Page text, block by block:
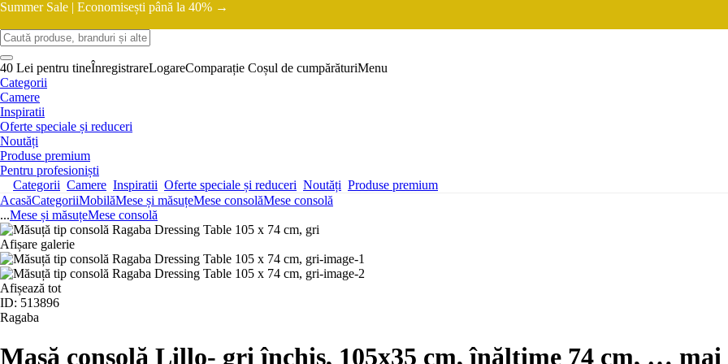
Summer Sale | Economisești până la 40% →
40 Lei pentru tineÎnregistrareLogareComparație Coșul de cumpărăturiMenu
Categorii
Camere
Inspiratii
Oferte speciale și reduceri
Noutăți
Produse premium
Pentru profesioniști
Categorii Camere Inspiratii Oferte speciale și reduceri Noutăți Produse premium
AcasăCategoriiMobilăMese și măsuțeMese consolăMese consolă
...Mese și măsuțeMese consolă
Afișare galerie
Afișează tot
ID: 513896
Ragaba
Masă consolă Lillo- gri închis, 105x35 cm, înălțime 74 cm, …